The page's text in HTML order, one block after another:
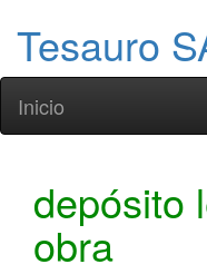
Tesauro
Inicio
depósito
obra